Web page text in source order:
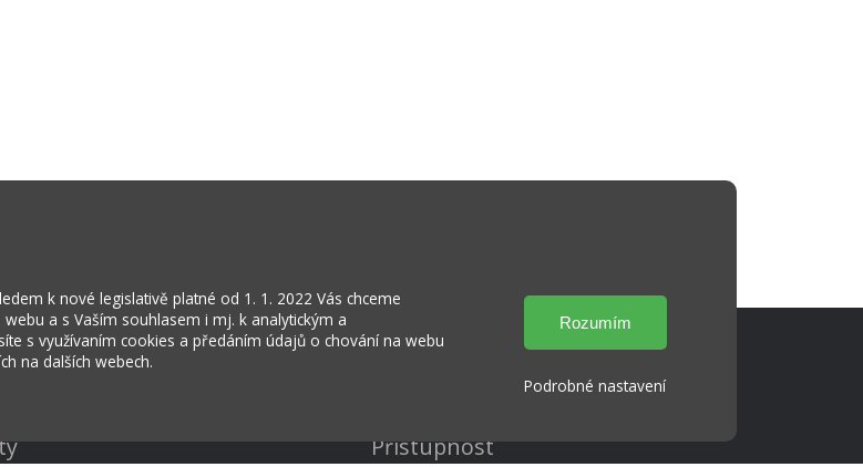
k nové legislativě platné od 1. 1. 2022 Vás chceme
a s Vaším souhlasem i mj. k analytickým a
s využívaním cookies a předáním údajů o chování na webu
na dalších webech.
Podrobné nastavení
Přístupnost